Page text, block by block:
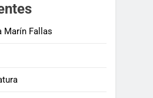
Marín Fallas